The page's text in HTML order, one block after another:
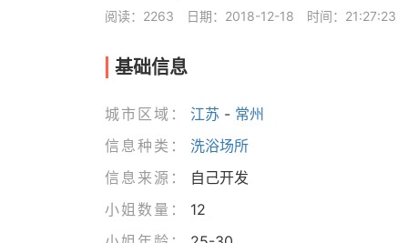
阅读：2263 日期：2018-12-18 时间：21:27:23
基础信息
城市区域： 江苏 - 常州
信息种类：
洗浴场所
信息来源：
自己开发
小姐数量：
12